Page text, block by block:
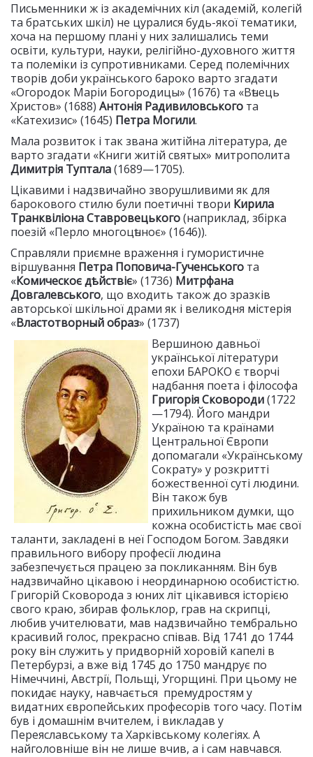
Письменники ж із академічних кіл (академій, колегій
та братських шкіл) не цуралися будь-якої тематики,
хоча на першому плані у них залишались теми
освіти, культури, науки, релігійно-духовного життя
та полеміки із супротивниками. Серед полемічних
творів доби українського бароко варто згадати
«Огородок Маріи Богородицы» (1676) та «Вѣнець
Христов» (1688) Антонія Радивиловського та
«Катехизис» (1645) Петра Могили.
Мала розвиток і так звана житійна література, де
варто згадати «Книги житій святых» митрополита
Димитрія Туптала(1689—1705).
Цікавими і надзвичайно зворушливими як для
барокового стилю були поетичні твори Кирила
Транквіліона Ставровецького(наприклад, збірка
поезій «Перло многоцѣнноє» (1646)).
Справляли приємне враження і гумористичне
віршування Петра Поповича-Гученського та
«Комическоє дѣйствіє» (1736) Митрфана
Довгалевського, що входить також до зразків
авторської шкільної драми як і великодня містерія
«Властотворный образ» (1737)
Вершиною давньої
української літератури
епохи БАРОКО є творчі
надбання поета і філософа
Григорія Сковороди(1722
—1794). Його мандри
Україною та країнами
Центральної Європи
допомагали «Українському
Сократу» у розкритті
божественної суті людини.
Він також був
прихильником думки, що
кожна особистість має свої
таланти, закладені в неї Господом Богом. Завдяки
правильного вибору професії людина
забезпечується працею за покликанням. Він був
надзвичайно цікавою і неординарною особистістю.
Григорій Сковорода з юних літ цікавився історією
свого краю, збирав фольклор, грав на скрипці,
любив учителювати, мав надзвичайно тембрально
красивий голос, прекрасно співав. Від 1741 до 1744
року він служить у придворній хоровій капелі в
Петербурзі, а вже від 1745 до 1750 мандрує по
Німеччині, Австрії, Польщі, Угорщині. При цьому не
покидає науку, навчається премудростям у
видатних європейських професорів того часу. Потім
був і домашнім вчителем, і викладав у
Переяславському та Харківському колегіях. А
найголовніше він не лише вчив, а і сам навчався.